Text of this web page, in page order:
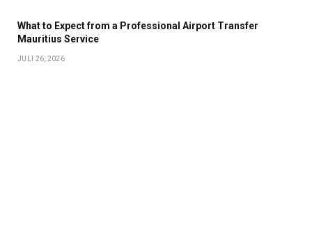
What to Expect from a Professional Airport Transfer
Mauritius Service
JULI 26, 2026